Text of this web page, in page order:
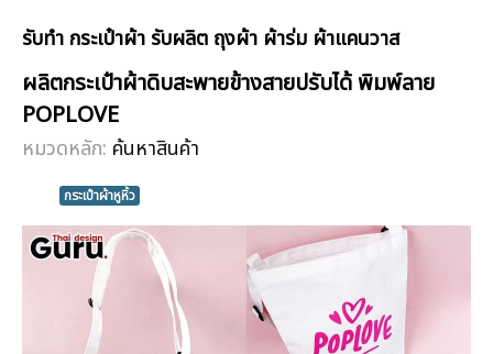
รับทำ กระเป๋าผ้า รับผลิต ถุงผ้า ผ้าร่ม ผ้าแคนวาส
ผลิตกระเป๋าผ้าดิบสะพายข้างสายปรับได้ พิมพ์ลาย
POPLOVE
หมวดหลัก: ค้นหาสินค้า
กระเป๋าผ้าหูหิ้ว